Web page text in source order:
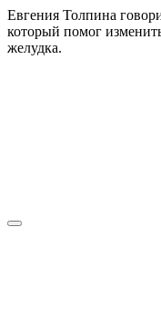
Евгения Толпина
который помог
желудка.